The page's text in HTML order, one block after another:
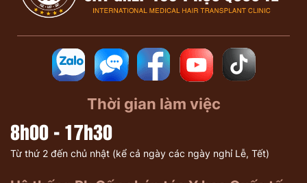
Thời gian làm việc
8h00 - 17h30
Từ thứ 2 đến chủ nhật (kể cả ngày các ngày nghỉ Lễ, Tết)